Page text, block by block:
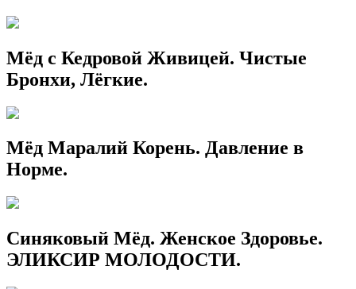
Мёд с Кедровой Живицей. Чистые
Бронхи, Лёгкие.
Мёд Маралий Корень. Давление в
Норме.
Синяковый Мёд. Женское Здоровье.
ЭЛИКСИР МОЛОДОСТИ.